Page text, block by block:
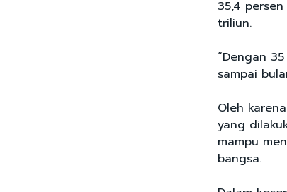
35,4
triliun.
“Dengan
sampai
Oleh
yang
mampu
bangsa.